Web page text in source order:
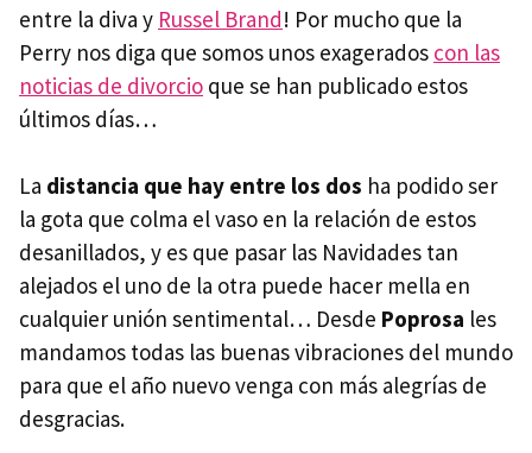
entre la diva y Russel Brand! Por mucho que la
Perry nos diga que somos unos exagerados con las
noticias de divorcio que se han publicado estos
últimos días…
La distancia que hay entre los dos ha podido ser
la gota que colma el vaso en la relación de estos
desanillados, y es que pasar las Navidades tan
alejados el uno de la otra puede hacer mella en
cualquier unión sentimental… Desde Poprosa les
mandamos todas las buenas vibraciones del mundo
para que el año nuevo venga con más alegrías de
desgracias.